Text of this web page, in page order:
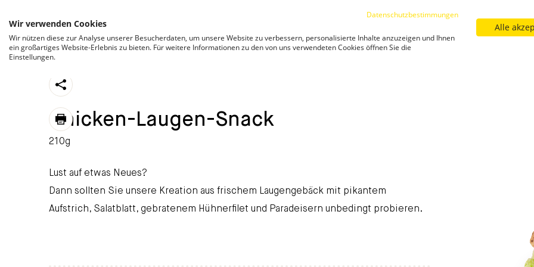
Sortiment Filialfinder Neuigkeiten
https://stroeck.at/sortiment/chicken-laugen-snack/
Toogle share
print
Chicken-Laugen-Snack
210g
Lust auf etwas Neues?
Dann sollten Sie unsere Kreation aus frischem Laugengebäck mit pikantem
Aufstrich, Salatblatt, gebratenem Hühnerfilet und Paradeisern unbedingt probieren.
Datenschutzbestimmungen
Wir verwenden Cookies
Wir nützen diese zur Analyse unserer Besucherdaten, um unsere Website zu verbessern, personalisierte Inhalte anzuzeigen und Ihnen
ein großartiges Website-Erlebnis zu bieten. Für weitere Informationen zu den von uns verwendeten Cookies öffnen Sie die
Einstellungen.
Alle